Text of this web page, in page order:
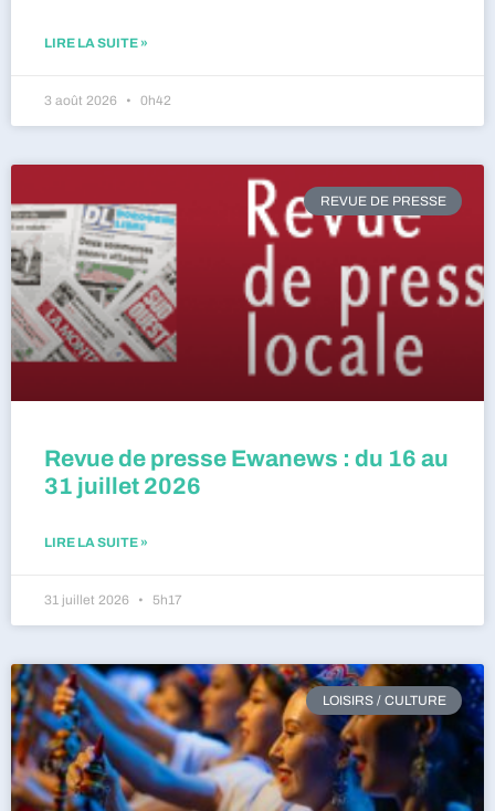
LIRE LA SUITE »
3 août 2026 0h42
REVUE DE PRESSE
Revue de presse Ewanews : du 16 au
31 juillet 2026
LIRE LA SUITE »
31 juillet 2026 5h17
LOISIRS / CULTURE